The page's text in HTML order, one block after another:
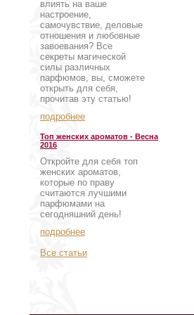
влиять на ваше
настроение,
самочувствие, деловые
отношения и любовные
завоевания? Все
секреты магической
силы различных
парфюмов, вы, сможете
открыть для себя,
прочитав эту статью!
подробнее
Топ женских ароматов - Весна
2016
Откройте для себя топ
женских ароматов,
которые по праву
считаются лучшими
парфюмами на
сегодняшний день!
подробнее
Все статьи